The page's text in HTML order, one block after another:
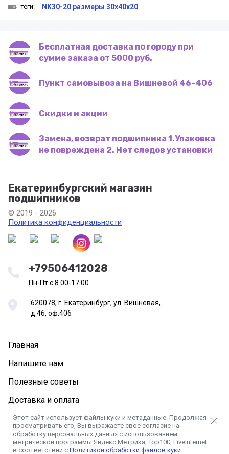
теги: NK30-20 размеры 30x40x20
Бесплатная доставка по городу при
сумме заказа от 5000 руб.
Пункт самовывоза на Вишневой 46-406
Скидки и акции
Замена, возврат подшипника 1.Упаковка
не повреждена 2. Нет следов установки
Екатеринбургский магазин
подшипников
© 2019 - 2026
Политика конфиденциальности
+79506412028
Пн-Пт с 8.00-17.00
620078, г. Екатеринбург, ул. Вишневая,
д.46, оф.406
Главная
Напишите нам
Полезные советы
Доставка и оплата
Этот сайт использует файлы куки и метаданные. Продолжая
просматривать его, Вы выражаете свое согласие на
обработку персональных данных с использованием
метрической программы Яндекс.Метрика, Top100, LiveInternet
в соответствии с Политикой обработки файлов куки